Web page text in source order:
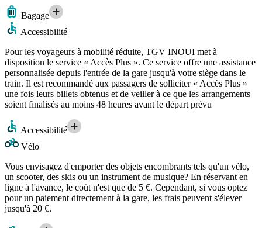
Bagage
Accessibilité
Pour les voyageurs à mobilité réduite, TGV INOUI met à
disposition le service « Accès Plus ». Ce service offre une assistance
personnalisée depuis l'entrée de la gare jusqu'à votre siège dans le
train. Il est recommandé aux passagers de solliciter « Accès Plus »
une fois leurs billets obtenus et de veiller à ce que les arrangements
soient finalisés au moins 48 heures avant le départ prévu
Accessibilité
Vélo
Vous envisagez d'emporter des objets encombrants tels qu'un vélo,
un scooter, des skis ou un instrument de musique? En réservant en
ligne à l'avance, le coût n'est que de 5 €. Cependant, si vous optez
pour un paiement directement à la gare, les frais peuvent s'élever
jusqu'à 20 €.